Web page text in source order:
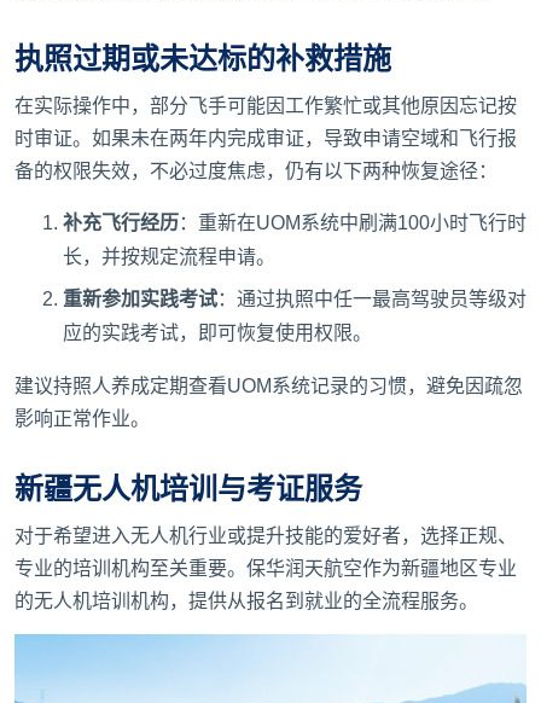
执照过期或未达标的补救措施
在实际操作中，部分飞手可能因工作繁忙或其他原因忘记按
时审证。如果未在两年内完成审证，导致申请空域和飞行报
备的权限失效，不必过度焦虑，仍有以下两种恢复途径：
补充飞行经历 ：重新在UOM系统中刷满100小时飞行时
长，并按规定流程申请。
重新参加实践考试：通过执照中任一最高驾驶员等级对
应的实践考试，即可恢复使用权限。
建议持照人养成定期查看UOM系统记录的习惯，避免因疏忽
影响正常作业。
新疆无人机培训与考证服务
对于希望进入无人机行业或提升技能的爱好者，选择正规、
专业的培训机构至关重要。保华润天航空作为新疆地区专业
的无人机培训机构，提供从报名到就业的全流程服务。